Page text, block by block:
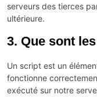
serveurs des tierces
ultérieure.
3. Que sont
Un script est un
fonctionne
exécuté sur notre